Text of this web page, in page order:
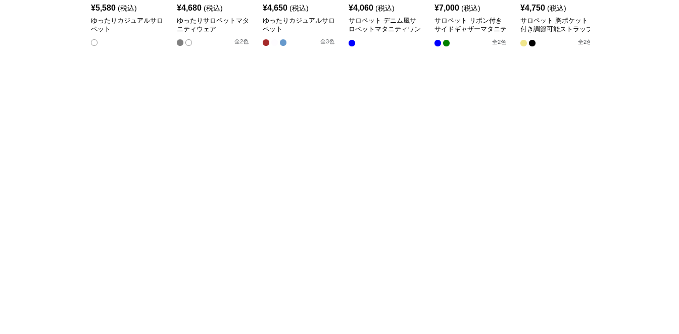
¥5,580 (税込)
ゆったりカジュアルサロ
ペット
¥4,680 (税込)
ゆったりサロペットマタ
ニティウェア
全2色
¥4,650 (税込)
ゆったりカジュアルサロ
ペット
全3色
¥4,060 (税込)
サロペット デニム風サ
ロペットマタニティワン
¥7,000 (税込)
サロペット リボン付き
サイドギャザーマタニテ
全2色
¥4,750 (税込)
サロペット 胸ポケット
付き調節可能ストラップ
マタニティサロペット
全2色